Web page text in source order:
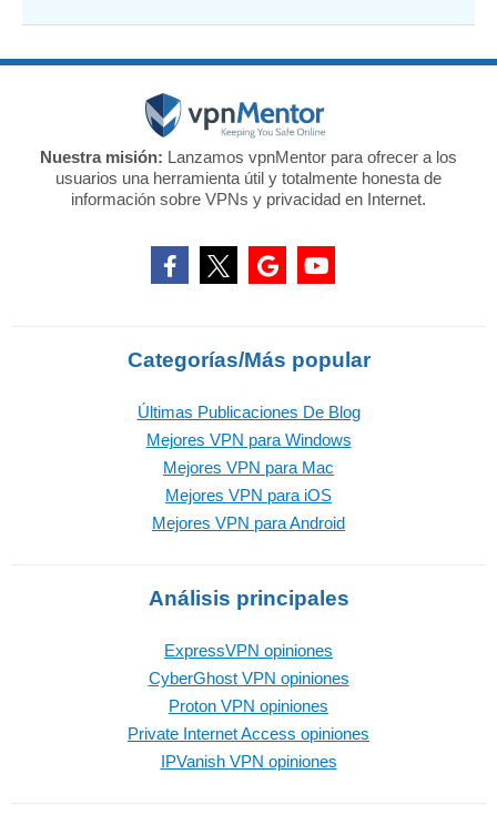
Nuestra misión: Lanzamos vpnMentor para ofrecer a los
usuarios una herramienta útil y totalmente honesta de
información sobre VPNs y privacidad en Internet.
Categorías/Más popular
Últimas Publicaciones De Blog
Mejores VPN para Windows
Mejores VPN para Mac
Mejores VPN para iOS
Mejores VPN para Android
Análisis principales
ExpressVPN opiniones
CyberGhost VPN opiniones
Proton VPN opiniones
Private Internet Access opiniones
IPVanish VPN opiniones